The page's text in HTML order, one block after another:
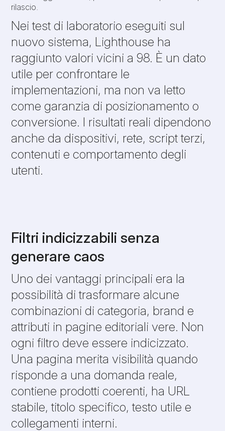
rilascio.
Nei test di laboratorio eseguiti sul
nuovo sistema, Lighthouse ha
raggiunto valori vicini a 98. È un dato
utile per confrontare le
implementazioni, ma non va letto
come garanzia di posizionamento o
conversione. I risultati reali dipendono
anche da dispositivi, rete, script terzi,
contenuti e comportamento degli
utenti.
Filtri indicizzabili senza
generare caos
Uno dei vantaggi principali era la
possibilità di trasformare alcune
combinazioni di categoria, brand e
attributi in pagine editoriali vere. Non
ogni filtro deve essere indicizzato.
Una pagina merita visibilità quando
risponde a una domanda reale,
contiene prodotti coerenti, ha URL
stabile, titolo specifico, testo utile e
collegamenti interni.